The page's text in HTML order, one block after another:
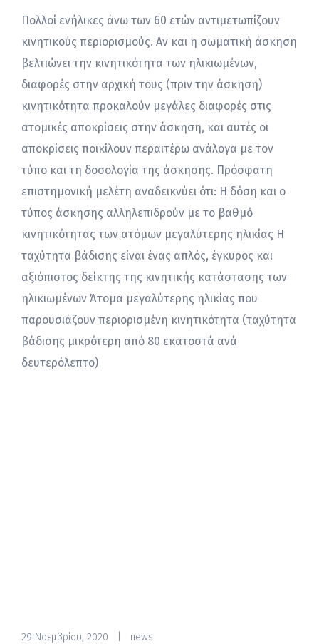
Πολλοί ενήλικες άνω των 60 ετών αντιμετωπίζουν
κινητικούς περιορισμούς. Αν και η σωματική άσκηση
βελτιώνει την κινητικότητα των ηλικιωμένων,
διαφορές στην αρχική τους (πριν την άσκηση)
κινητικότητα προκαλούν μεγάλες διαφορές στις
ατομικές αποκρίσεις στην άσκηση, και αυτές οι
αποκρίσεις ποικίλουν περαιτέρω ανάλογα με τον
τύπο και τη δοσολογία της άσκησης. Πρόσφατη
επιστημονική μελέτη αναδεικνύει ότι: Η δόση και ο
τύπος άσκησης αλληλεπιδρούν με το βαθμό
κινητικότητας των ατόμων μεγαλύτερης ηλικίας Η
ταχύτητα βάδισης είναι ένας απλός, έγκυρος και
αξιόπιστος δείκτης της κινητικής κατάστασης των
ηλικιωμένων Άτομα μεγαλύτερης ηλικίας που
παρουσιάζουν περιορισμένη κινητικότητα (ταχύτητα
βάδισης μικρότερη από 80 εκατοστά ανά
δευτερόλεπτο)
29 Νοεμβρίου, 2020 news